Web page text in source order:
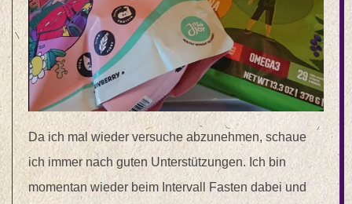
Da ich mal wieder versuche abzunehmen, schaue
ich immer nach guten Unterstützungen. Ich bin
momentan wieder beim Intervall Fasten dabei und